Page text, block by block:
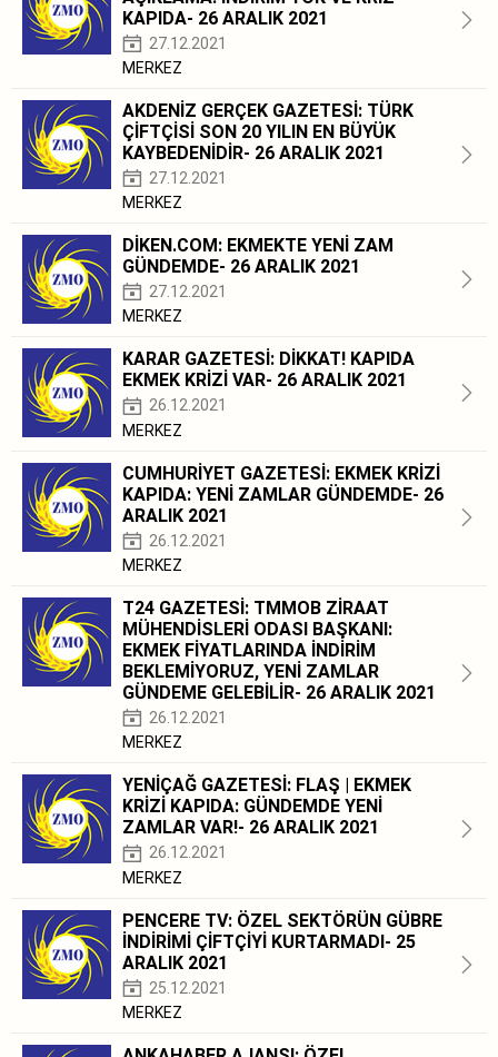
KAPIDA- 26 ARALIK 2021
27.12.2021
MERKEZ
AKDENİZ GERÇEK GAZETESİ: TÜRK
ÇİFTÇİSİ SON 20 YILIN EN BÜYÜK
KAYBEDENİDİR- 26 ARALIK 2021
27.12.2021
MERKEZ
DİKEN.COM: EKMEKTE YENİ ZAM
GÜNDEMDE- 26 ARALIK 2021
27.12.2021
MERKEZ
KARAR GAZETESİ: DİKKAT! KAPIDA
EKMEK KRİZİ VAR- 26 ARALIK 2021
26.12.2021
MERKEZ
CUMHURİYET GAZETESİ: EKMEK KRİZİ
KAPIDA: YENİ ZAMLAR GÜNDEMDE- 26
ARALIK 2021
26.12.2021
MERKEZ
T24 GAZETESİ: TMMOB ZİRAAT
MÜHENDİSLERİ ODASI BAŞKANI:
EKMEK FİYATLARINDA İNDİRİM
BEKLEMİYORUZ, YENİ ZAMLAR
GÜNDEME GELEBİLİR- 26 ARALIK 2021
26.12.2021
MERKEZ
YENİÇAĞ GAZETESİ: FLAŞ | EKMEK
KRİZİ KAPIDA: GÜNDEMDE YENİ
ZAMLAR VAR!- 26 ARALIK 2021
26.12.2021
MERKEZ
PENCERE TV: ÖZEL SEKTÖRÜN GÜBRE
İNDİRİMİ ÇİFTÇİYİ KURTARMADI- 25
ARALIK 2021
25.12.2021
MERKEZ